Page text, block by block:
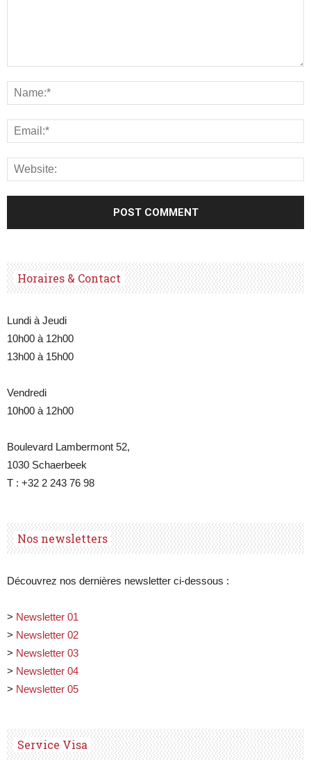
Horaires & Contact
Lundi à Jeudi
10h00 à 12h00
13h00 à 15h00
Vendredi
10h00 à 12h00
Boulevard Lambermont 52,
1030 Schaerbeek
T : +32 2 243 76 98
Nos newsletters
Découvrez nos dernières newsletter ci-dessous :
> Newsletter 01
> Newsletter 02
> Newsletter 03
> Newsletter 04
> Newsletter 05
Service Visa